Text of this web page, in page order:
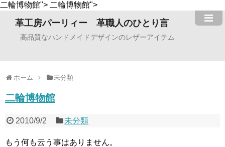
二輪博物館"> 二輪博物館">
革工房パーリィー 革職人のひとり言
高品質なハンドメイドデザインのレザーアイテム
ホーム 未分類
二輪博物館
2010/9/2 未分類
もう何も云う事はありません。